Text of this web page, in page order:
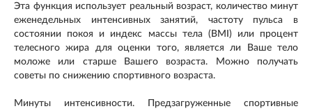
Эта функция использует реальный возраст, количество минут
еженедельных интенсивных занятий, частоту пульса в
состоянии покоя и индекс массы тела (BMI) или процент
телесного жира для оценки того, является ли Ваше тело
моложе или старше Вашего возраста. Можно получать
советы по снижению спортивного возраста.
Минуты интенсивности. Предзагруженные спортивные